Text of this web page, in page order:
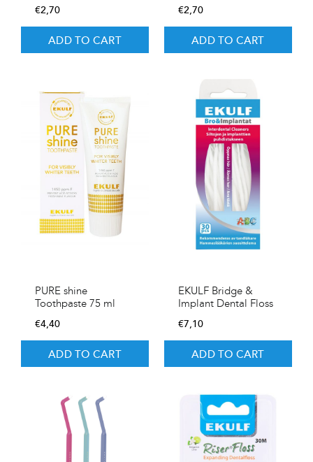
€2,70
ADD TO CART
€2,70
ADD TO CART
PURE shine
Toothpaste 75 ml
€4,40
ADD TO CART
EKULF Bridge &
Implant Dental Floss
€7,10
ADD TO CART